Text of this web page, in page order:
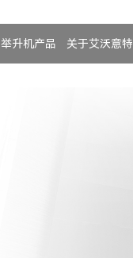
举升机产品 关于艾沃意特